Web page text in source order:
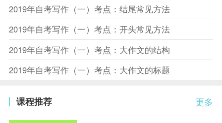
2019年自考写作（一）考点：结尾常见方法
2019年自考写作（一）考点：开头常见方法
2019年自考写作（一）考点：大作文的结构
2019年自考写作（一）考点：大作文的标题
更多
课程推荐